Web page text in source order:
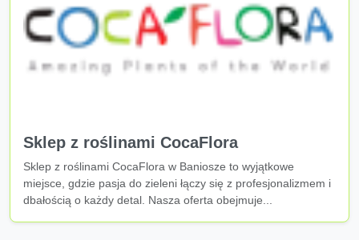
Sklep z roślinami CocaFlora
Sklep z roślinami CocaFlora w Baniosze to wyjątkowe
miejsce, gdzie pasja do zieleni łączy się z profesjonalizmem i
dbałością o każdy detal. Nasza oferta obejmuje...